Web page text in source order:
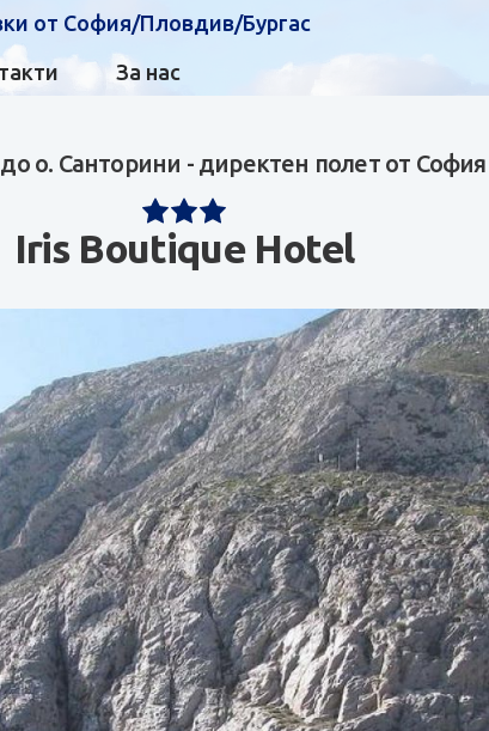
от София/Пловдив/Бургас
За нас
до о. Санторини - директен полет от София
Iris Boutique Hotel